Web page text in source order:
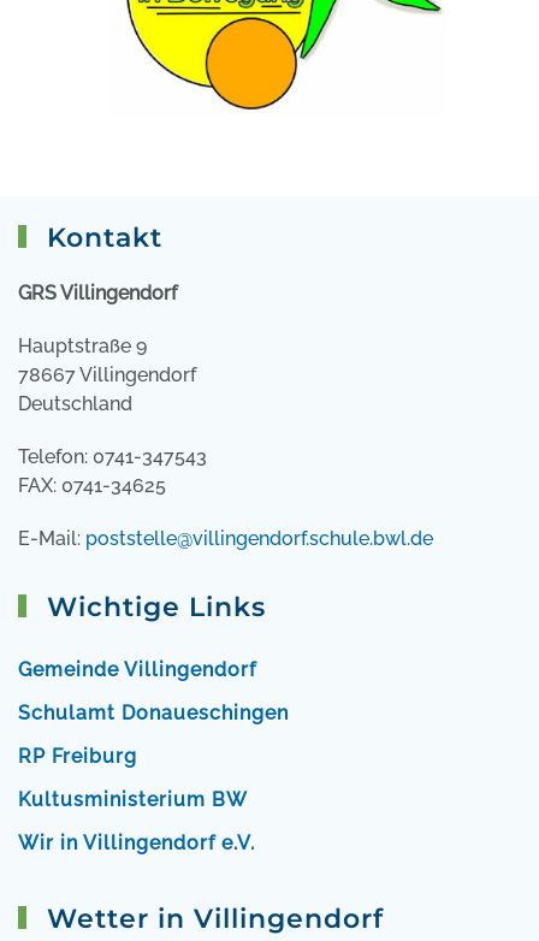
Kontakt
GRS Villingendorf
Hauptstraße 9
78667 Villingendorf
Deutschland
Telefon: 0741-347543
FAX: 0741-34625
E-Mail: poststelle@villingendorf.schule.bwl.de
Wichtige Links
Gemeinde Villingendorf
Schulamt Donaueschingen
RP Freiburg
Kultusministerium BW
Wir in Villingendorf e.V.
Wetter in Villingendorf